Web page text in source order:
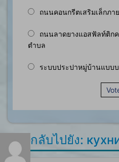
ถนนคอนกรีตเสริมเล็กภา
ถนนลาดยางแอสฟัลท์ติก
ตำบล
ระบบประปาหมู่บ้านแบบ
ตอบกลับไปยัง: